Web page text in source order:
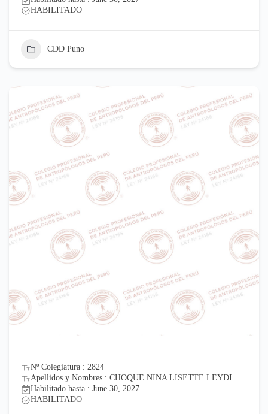
HABILITADO
CDD Puno
Nº Colegiatura : 2824
Apellidos y Nombres : CHOQUE NINA LISETTE LEYDI
Habilitado hasta : June 30, 2027
HABILITADO